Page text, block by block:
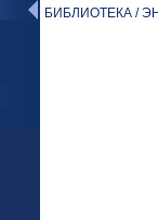
БИБЛИОТЕКА /